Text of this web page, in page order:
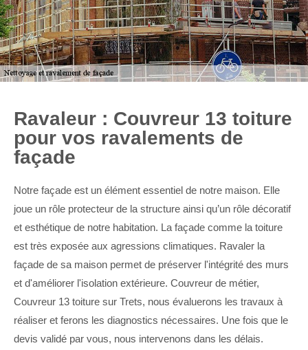
Ravaleur : Couvreur 13 toiture
pour vos ravalements de
façade
Notre façade est un élément essentiel de notre maison. Elle
joue un rôle protecteur de la structure ainsi qu’un rôle décoratif
et esthétique de notre habitation. La façade comme la toiture
est très exposée aux agressions climatiques. Ravaler la
façade de sa maison permet de préserver l'intégrité des murs
et d'améliorer l'isolation extérieure. Couvreur de métier,
Couvreur 13 toiture sur Trets, nous évaluerons les travaux à
réaliser et ferons les diagnostics nécessaires. Une fois que le
devis validé par vous, nous intervenons dans les délais.